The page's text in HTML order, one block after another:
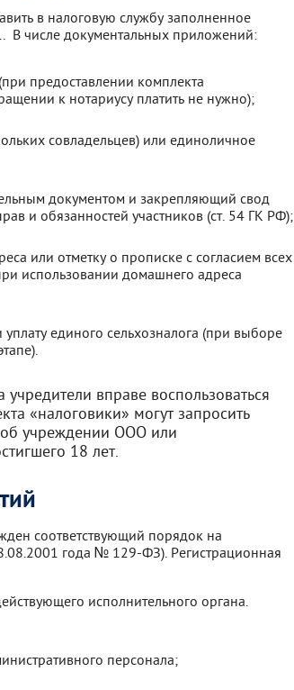
в налоговую службу заполненное
числе документальных приложений:
предоставлении комплекта
к нотариусу платить не нужно);
совладельцев) или единоличное
документом и закрепляющий свод
и обязанностей участников (ст. 54 ГК РФ);
или отметку о прописке с согласием всех
использовании домашнего адреса
единого сельхозналога (при выборе
вправе воспользоваться
«налоговики» могут запросить
учреждении ООО или
18 лет.
соответствующий порядок на
года № 129-ФЗ). Регистрационная
исполнительного органа.
персонала;